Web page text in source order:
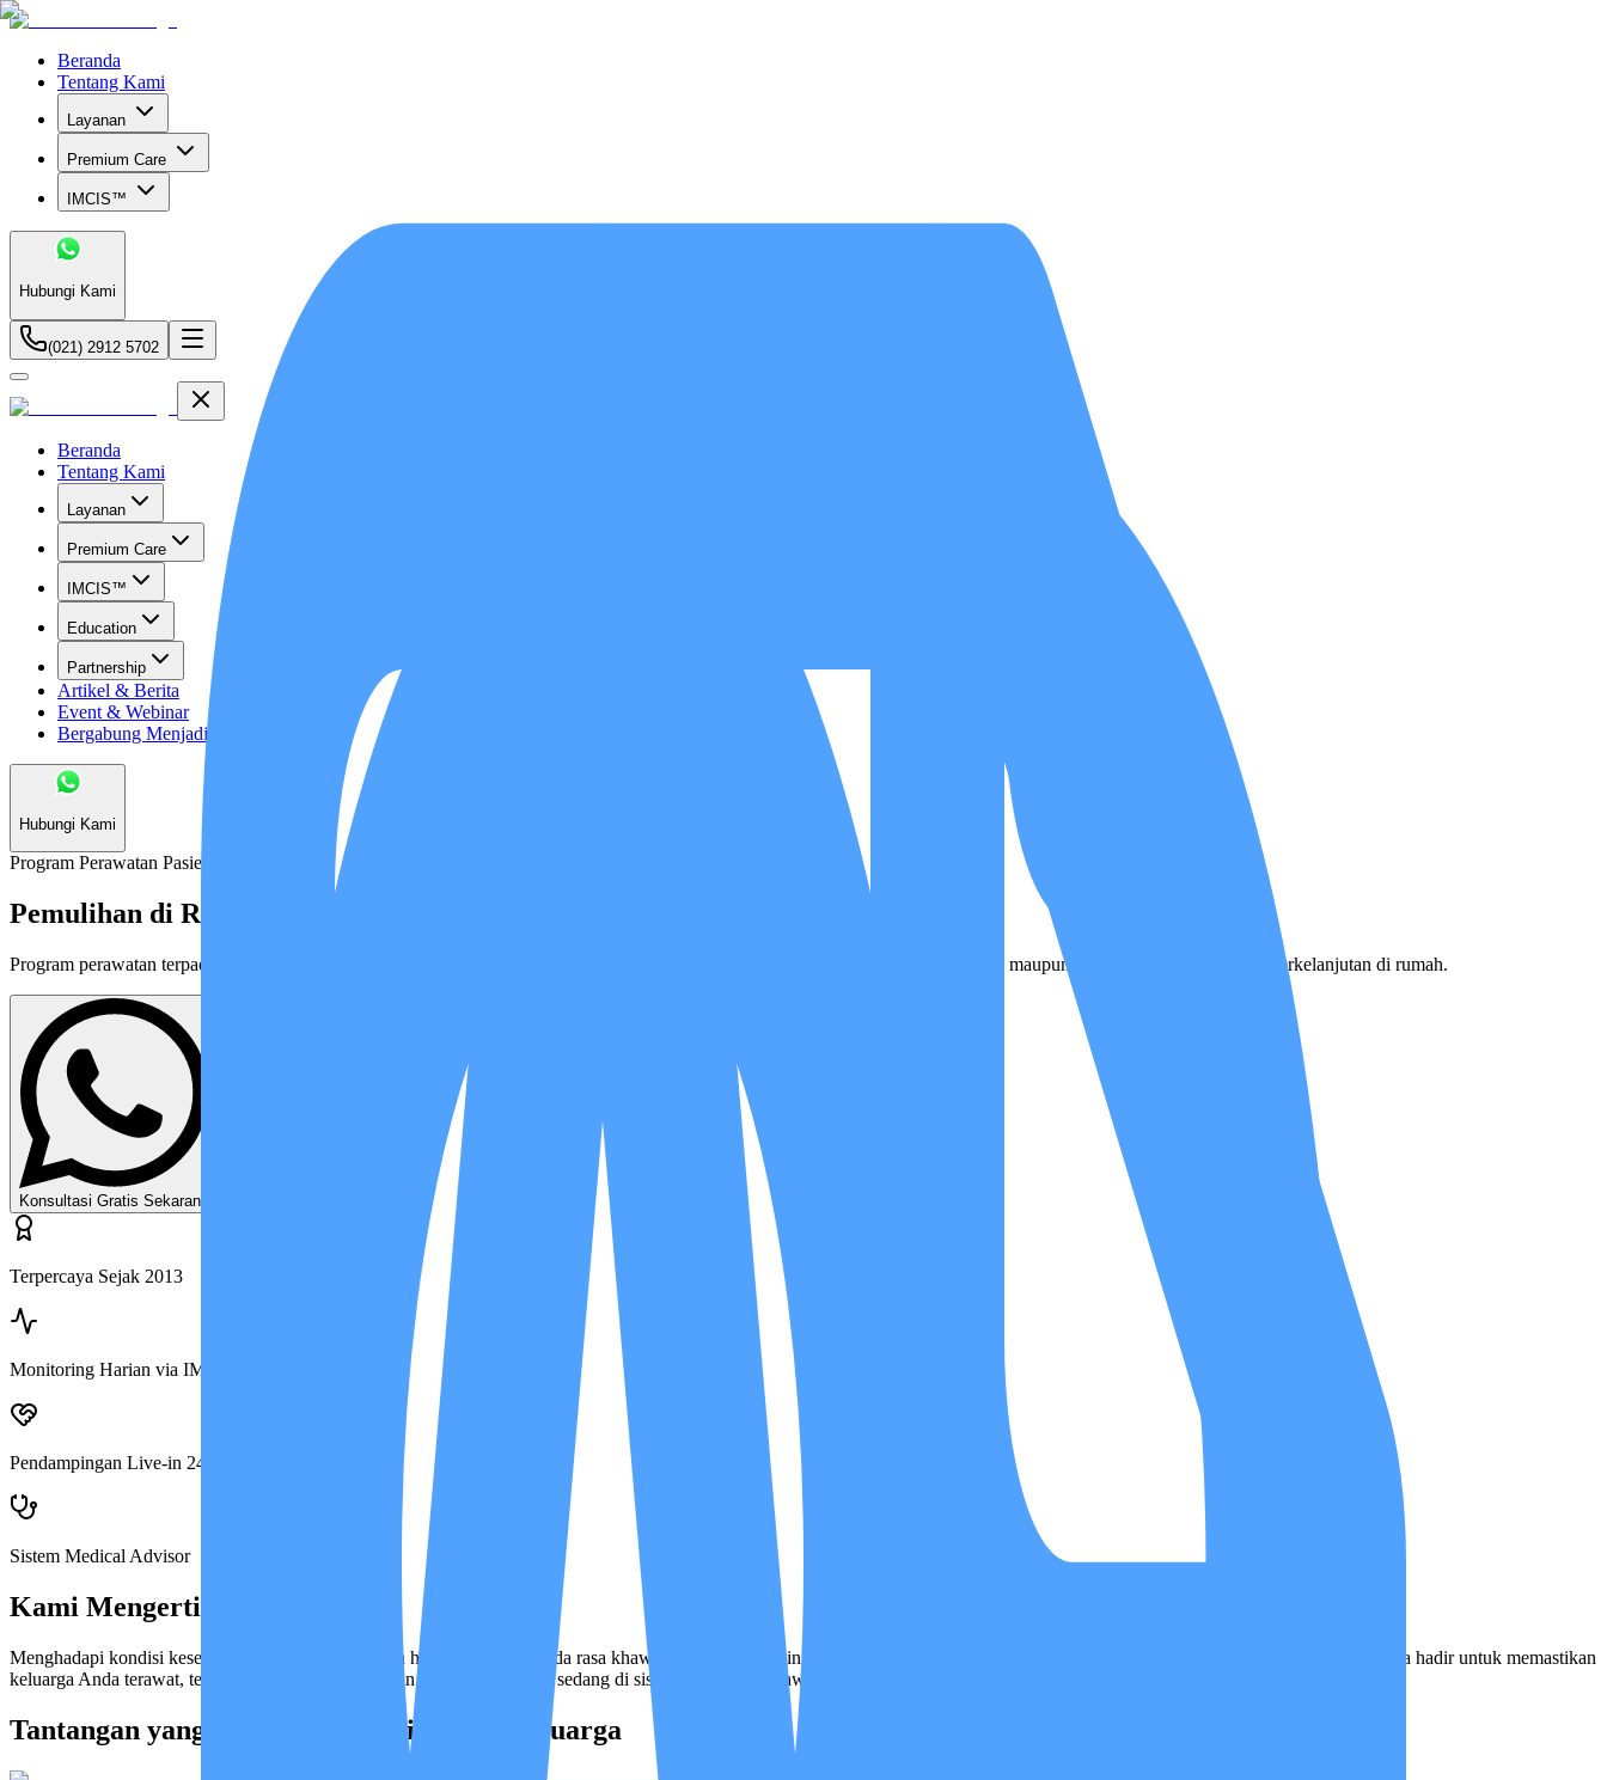
Beranda
Tentang Kami
Layanan
Premium Care
IMCIS™
Hubungi Kami
(021) 2912 5702
Beranda
Tentang Kami
Layanan
Premium Care
IMCIS™
Education
Partnership
Artikel & Berita
Event & Webinar
Bergabung Menjadi Mitra
Hubungi Kami
Program Perawatan Pasien
Pemulihan di Rumah
Program perawatan terpadu khusus untuk pasien di bawah usia 60 tahun. Sangat cocok untuk pemulihan pasca sakit, kondisi kronis, maupun pendampingan kesehatan berkelanjutan di rumah.
Konsultasi Gratis Sekarang
Terpercaya Sejak 2013
Monitoring Harian via IMCIS™
Pendampingan Live-in 24 Jam
Sistem Medical Advisor
Kami Mengerti Perasaan Anda
Menghadapi kondisi kesehatan orang terkasih bukan hal yang mudah. Ada rasa khawatir, lelah, dan ingin memberi yang terbaik — namun tidak selalu bisa hadir setiap saat. Insan Medika hadir untuk memastikan
keluarga Anda terawat, terpantau, dan terjaga, bahkan ketika Anda tidak sedang di sisinya. Karena merawat keluarga tidak seharusnya dijalani sendirian.
Tantangan yang Paling Sering Dihadapi Keluarga